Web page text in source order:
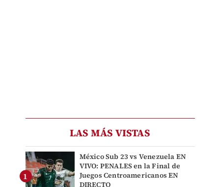
LAS MÁS VISTAS
México Sub 23 vs Venezuela EN
VIVO: PENALES en la Final de
Juegos Centroamericanos EN
DIRECTO